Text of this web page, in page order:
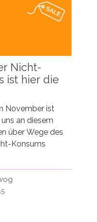
Nicht-
ist hier die
November ist
an diesem
über Wege des
Konsums